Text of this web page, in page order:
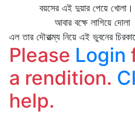
বয়সের এই দুয়ার পেয়ে খোলা।
আবার বক্ষে লাগিয়ে দোলা
এল তার দৌরাত্ম্য নিয়ে এই ভুবনের
Please Login
a rendition.
help.